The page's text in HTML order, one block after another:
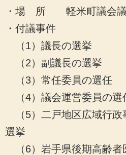
・場 所 軽米町議会
・付議事件
（1）議長の選挙
（2）副議長の選挙
（3）常任委員の選任
（4）議会運営委員の選
（5）二戸地区広域行政
選挙
（6）岩手県後期高齢者